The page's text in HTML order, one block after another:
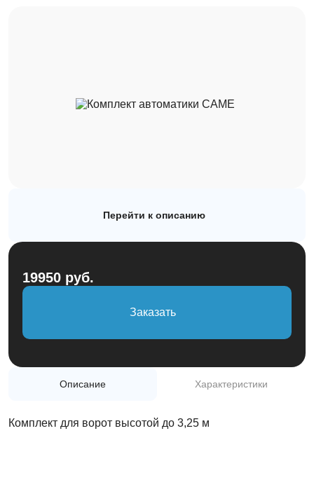
Контакты
+7(495)975-50-77
Перейти к описанию
19950 руб.
Заказать
Описание Характеристики
Комплект для ворот высотой до 3,25 м